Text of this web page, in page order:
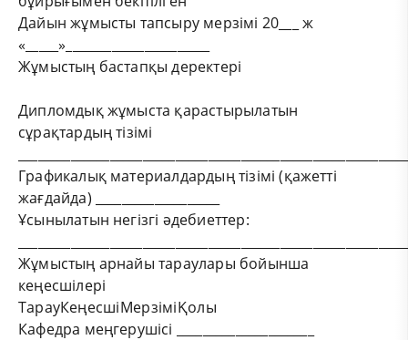
Дайын жұмысты тапсыру мерзімі 20___ ж
«_____»______________________
Жұмыстың бастапқы деректері
Дипломдық жұмыста қарастырылатын
сұрақтардың тізімі
Графикалық материалдардың тізімі (қажетті
жағдайда) ___________________
Ұсынылатын негізгі әдебиеттер:
Жұмыстың арнайы тараулары бойынша
кеңесшілері
ТарауКеңесшіМерзіміҚолы
Кафедра меңгерушісі _____________________